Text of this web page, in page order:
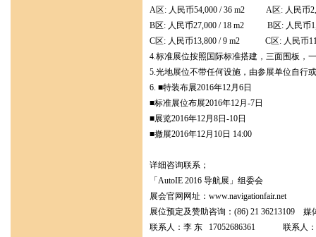
A区: 人民币54,000 / 36 m2 A区: 人民币
B区: 人民币27,000 / 18 m2 B区: 人民币
C区: 人民币13,800 / 9 m2 C区: 人民币
4.标准展位按照国际标准搭建，三面围板，
5.光地展位不带任何设施，由参展单位自行
6. ■特装布展2016年12月
■标准展位布展2016年12月-7日
■展览2016年12月8日-10
■撤展2016年12月10日 14:00
详细咨询联系；
「AutoIE 2016 导航展」组
展会官网网址：www.navigationfair.net
展位预定及赞助咨询：(86) 21 36213109 媒
联系人：李 东 17052686361 联系人：